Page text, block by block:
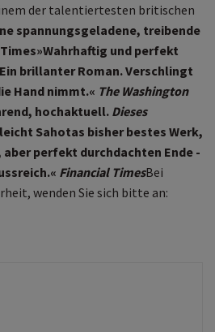
der talentiertesten britischen
spannungsgeladene, treibende
»Wahrhaftig und perfekt
brillanter Roman. Verschlingt
Hand nimmt.« The Washington
hochaktuell. Dieses
Sahotas bisher bestes Werk,
perfekt durchdachten Ende -
Financial TimesBei
wenden Sie sich bitte an: